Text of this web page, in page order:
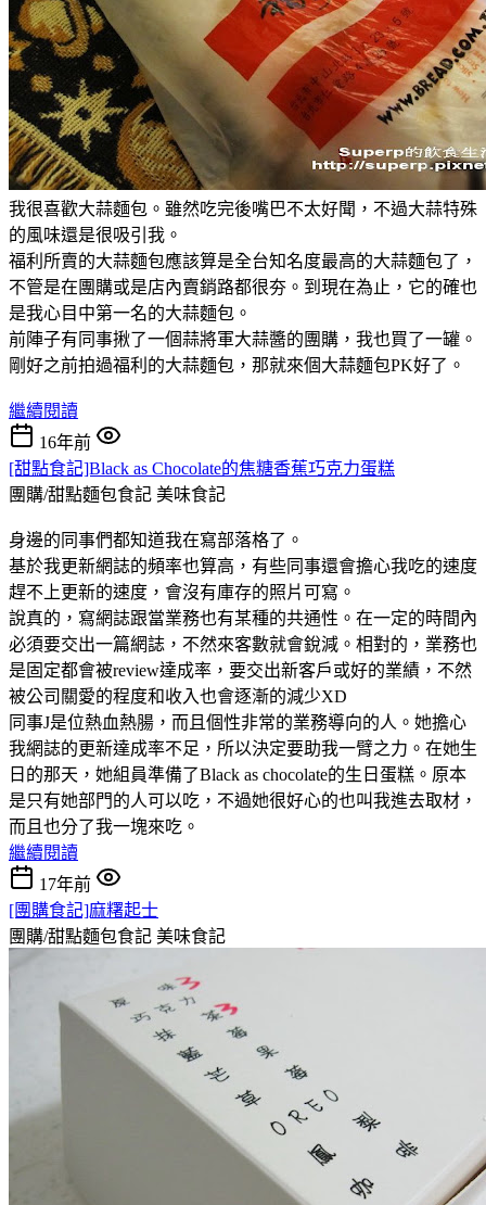
我很喜歡大蒜麵包。雖然吃完後嘴巴不太好聞，不過大蒜特殊
的風味還是很吸引我。
福利所賣的大蒜麵包應該算是全台知名度最高的大蒜麵包了，
不管是在團購或是店內賣銷路都很夯。到現在為止，它的確也
是我心目中第一名的大蒜麵包。
前陣子有同事揪了一個蒜將軍大蒜醬的團購，我也買了一罐。
剛好之前拍過福利的大蒜麵包，那就來個大蒜麵包PK好了。
繼續閱讀
16年前
[甜點食記]Black as Chocolate的焦糖香蕉巧克力蛋糕
團購/甜點麵包食記 美味食記
身邊的同事們都知道我在寫部落格了。
基於我更新網誌的頻率也算高，有些同事還會擔心我吃的速度
趕不上更新的速度，會沒有庫存的照片可寫。
說真的，寫網誌跟當業務也有某種的共通性。在一定的時間內
必須要交出一篇網誌，不然來客數就會銳減。相對的，業務也
是固定都會被review達成率，要交出新客戶或好的業績，不然
被公司關愛的程度和收入也會逐漸的減少XD
同事J是位熱血熱腸，而且個性非常的業務導向的人。她擔心
我網誌的更新達成率不足，所以決定要助我一臂之力。在她生
日的那天，她組員準備了Black as chocolate的生日蛋糕。原本
是只有她部門的人可以吃，不過她很好心的也叫我進去取材，
而且也分了我一塊來吃。
繼續閱讀
17年前
[團購食記]麻糬起士
團購/甜點麵包食記 美味食記